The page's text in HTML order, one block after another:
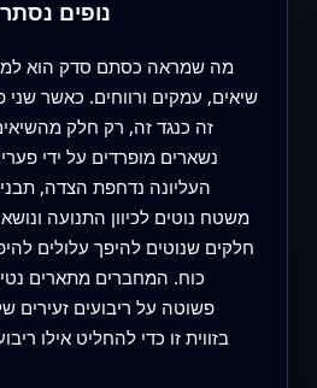
נופים
מה שמראה כסתם סדק הוא
שיאים, עמקים ורווחים. כאשר שני
זה כנגד זה, רק חלק
נשארים מופרדים על ידי
העליונה נדחפת הצדה,
משטח נוטים לכיוון התנועה
חלקים שנוטים להיפך עלולים
כוח. המחברים מתארים
פשוטה על ריבועים
בזווית זו כדי להחליט אילו